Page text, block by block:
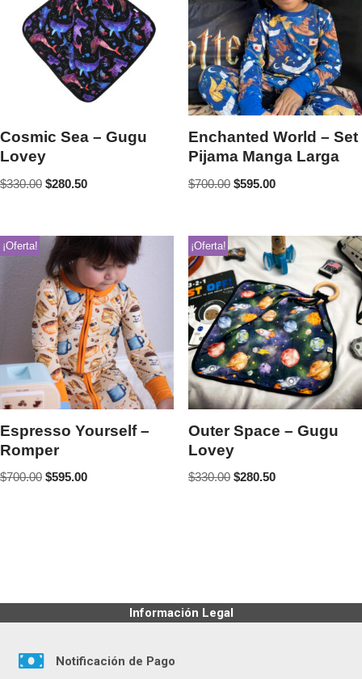
Cosmic Sea – Gugu
Lovey
$330.00 $280.50
Enchanted World – Set
Pijama Manga Larga
$700.00 $595.00
¡Oferta!
Espresso Yourself –
Romper
$700.00 $595.00
¡Oferta!
Outer Space – Gugu
Lovey
$330.00 $280.50
Información Legal
Notificación de Pago